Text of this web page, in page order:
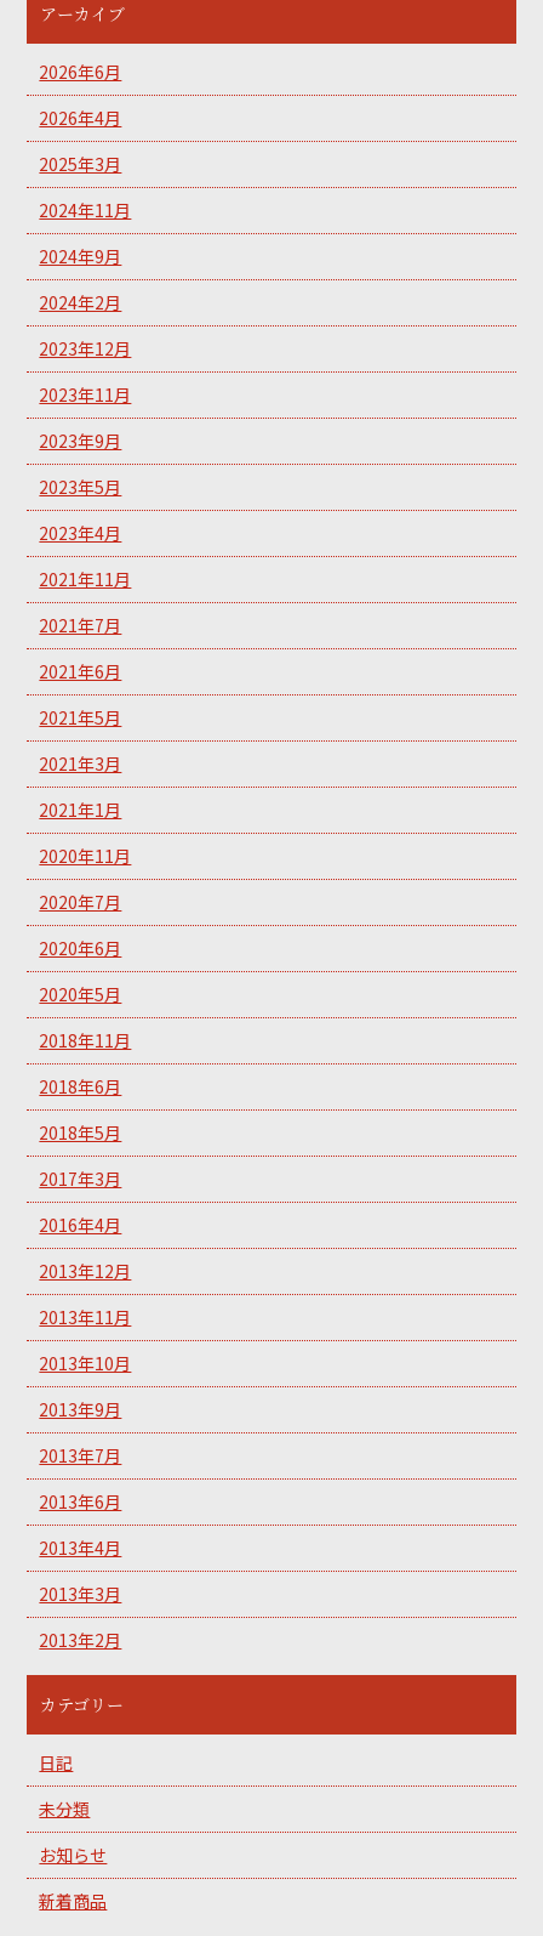
アーカイブ
2026年6月
2026年4月
2025年3月
2024年11月
2024年9月
2024年2月
2023年12月
2023年11月
2023年9月
2023年5月
2023年4月
2021年11月
2021年7月
2021年6月
2021年5月
2021年3月
2021年1月
2020年11月
2020年7月
2020年6月
2020年5月
2018年11月
2018年6月
2018年5月
2017年3月
2016年4月
2013年12月
2013年11月
2013年10月
2013年9月
2013年7月
2013年6月
2013年4月
2013年3月
2013年2月
カテゴリー
日記
未分類
お知らせ
新着商品